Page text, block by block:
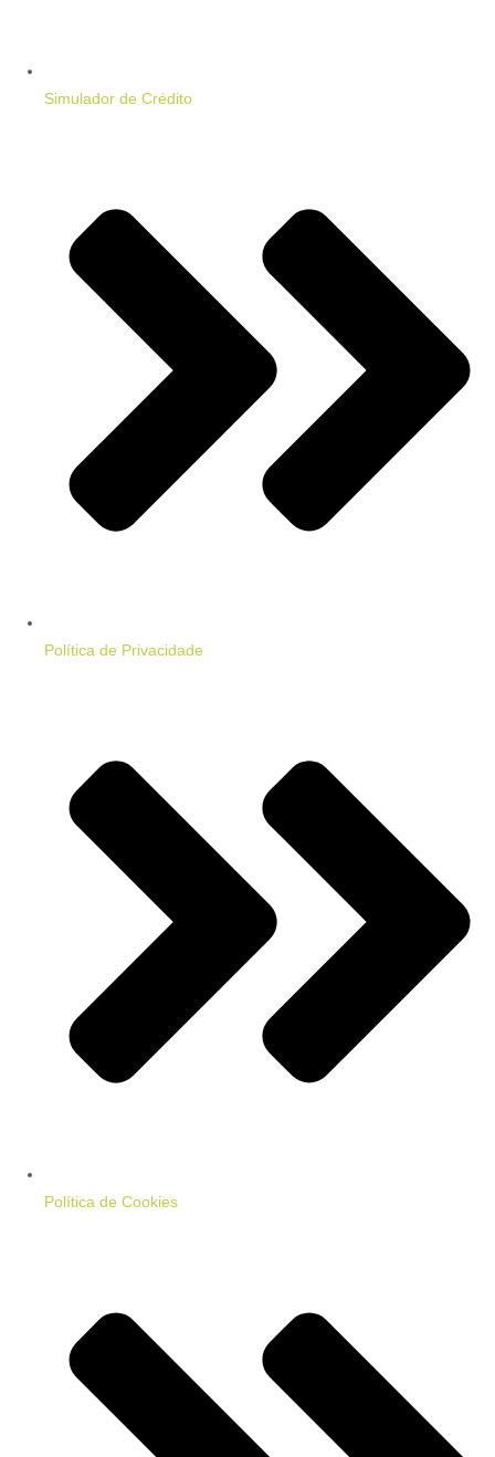
Simulador de Crédito
Política de Privacidade
Política de Cookies